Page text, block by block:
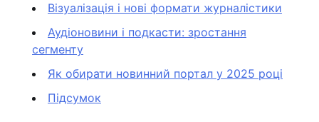
Візуалізація і нові формати журналістики
Аудіоновини і подкасти: зростання
сегменту
Як обирати новинний портал у 2025 році
Підсумок